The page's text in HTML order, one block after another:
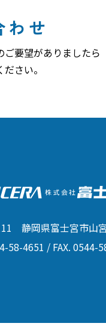
わせ
ご要望がありましたら
さい。
静岡県富士宮市山
58-4651 / FAX. 0544-